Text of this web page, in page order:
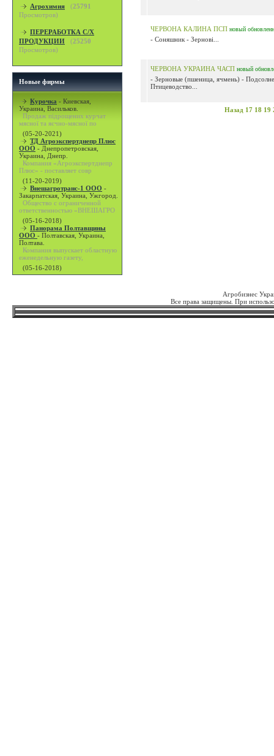
Агрохимия (25791
Просмотров)
ПЕРЕРАБОТКА С/Х
ПРОДУКЦИИ
(25250
Просмотров)
Новые фирмы
Курочка - Киевская,
Украина, Васильков.
Продаж підрощених курчат
мясної та яєчно-мясної по
(05-20-2021)
ТД Агроэкспертднепр Плюс
ООО - Днепропетровская,
Украина, Днепр.
Компания «Агроэкспертднепр
Плюс» - поставляет совр
(11-20-2019)
Внешагротранс-1 ООО -
Закарпатская, Украина, Ужгород.
Общество с ограниченной
ответственностью «ВНЕШАГРО
(05-16-2018)
Панорама Полтавщины
ООО - Полтавская, Украина,
Полтава.
Компания выпускает областную
еженедельную газету,
(05-16-2018)
ЧЕРВОНА КАЛИНА ПСП новый
- Соняшник - Зернові...
ЧЕРВОНА УКРАИНА ЧАСП новый
- Зерновые (пшеница, ячмень) -
Птицеводство...
Назад 17 18 19
Агробизнес
Все права защищены. При